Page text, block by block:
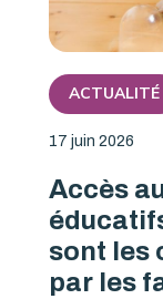
ACTUALITÉ
17 juin 2026
Accès
sont les
par les